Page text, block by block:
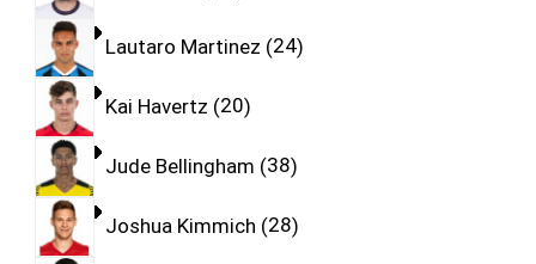
Lautaro Martinez 24
Kai Havertz 20
Jude Bellingham 38
Joshua Kimmich 28